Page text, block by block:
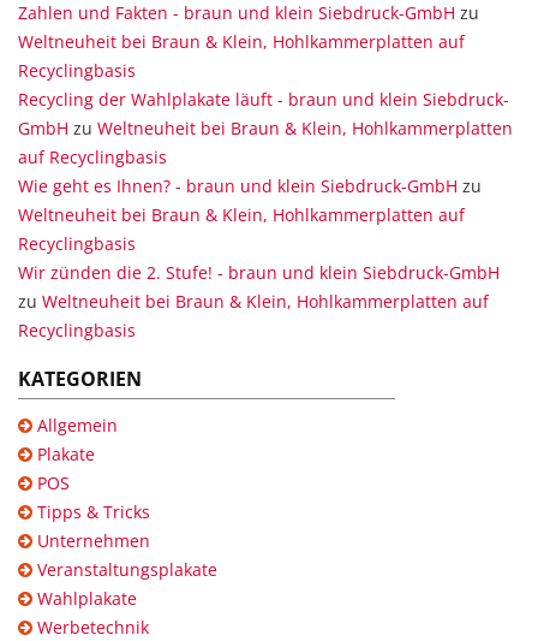
Zahlen und Fakten - braun und klein Siebdruck-GmbH zu
Weltneuheit bei Braun & Klein, Hohlkammerplatten auf
Recyclingbasis
Recycling der Wahlplakate läuft - braun und klein Siebdruck-
GmbH zu Weltneuheit bei Braun & Klein, Hohlkammerplatten
auf Recyclingbasis
Wie geht es Ihnen? - braun und klein Siebdruck-GmbH zu
Weltneuheit bei Braun & Klein, Hohlkammerplatten auf
Recyclingbasis
Wir zünden die 2. Stufe! - braun und klein Siebdruck-GmbH
zu Weltneuheit bei Braun & Klein, Hohlkammerplatten auf
Recyclingbasis
KATEGORIEN
Allgemein
Plakate
POS
Tipps & Tricks
Unternehmen
Veranstaltungsplakate
Wahlplakate
Werbetechnik